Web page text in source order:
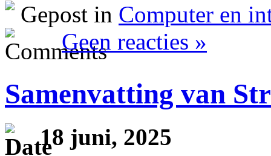
Gepost in Computer en
Geen reacties »
Samenvatting van
18 juni, 2025